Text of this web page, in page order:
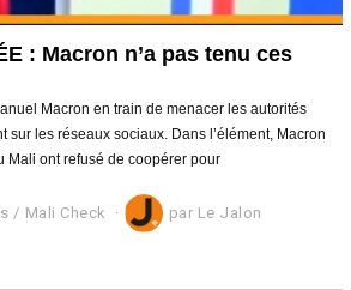
: Macron n’a pas tenu ces
Macron en train de menacer les autorités
sur les réseaux sociaux. Dans l’élément, Macron
Mali ont refusé de coopérer pour
/ Mali Check par Le Jalon